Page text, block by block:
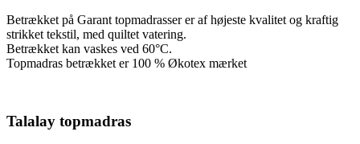
Betrækket på Garant topmadrasser er af højeste kvalitet og kraftig
strikket tekstil, med quiltet vatering.
Betrækket kan vaskes ved 60°C.
Topmadras betrækket er 100 % Økotex mærket
Talalay topmadras